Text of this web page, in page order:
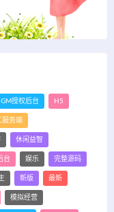
GM授权后台 H5
服务端
休闲益智
台 娱乐 完整源码
新版 最新
模拟经营